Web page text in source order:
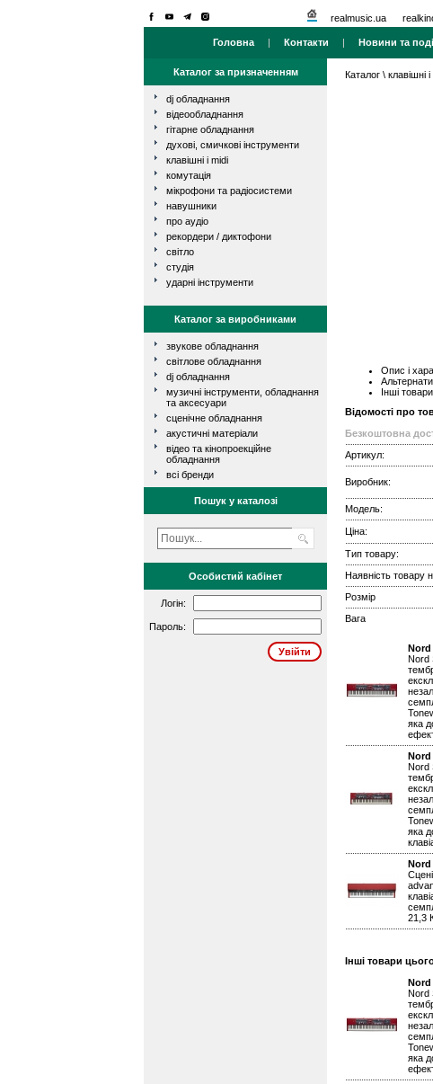
realmusic.ua
Головна | Контакти | Новини та
Каталог за призначенням
dj обладнання
відеообладнання
гітарне обладнання
духові, смичкові інструменти
клавішні і midi
комутація
мікрофони та радіосистеми
навушники
про аудіо
рекордери / диктофони
світло
студія
ударні інструменти
Каталог за виробниками
звукове обладнання
світлове обладнання
dj обладнання
музичні інструменти, обладнання
та аксесуари
сценічне обладнання
акустичні матеріали
відео та кінопроекційне
обладнання
всі бренди
Пошук у каталозі
Особистий кабінет
Логін:
Пароль:
Каталог \ клавішні
Опис і
Інші
Відомості про
Безкоштовна
Артикул:
Виробник:
Модель:
Ціна:
Тип товару:
Наявність товару
Розмір
Вага
Nord
Nord
яка
Nord
Nord
яка
Nord
21,3
Інші товари
Nord
Nord
яка